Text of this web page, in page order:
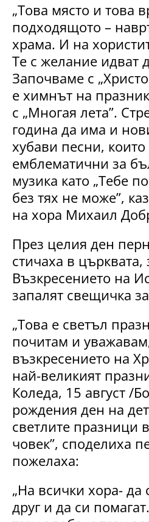
„Това място и това
подходящото –
храма. И на
Те с желание идват
Започваме с
е химнът на
с „Многая лета”.
година да има и
хубави песни, които
емблематични за
музика като „Тебе
без тях не може”,
на хора Михаил
През целия ден
стичаха в църквата,
Възкресението на
запалят свещичка
„Това е светъл
почитам и
възкресението на
най-великият
Коледа, 15 август /
рождения ден на
светлите празници
човек”, споделиха
пожелаха:
„На всички хора- да
друг и да си